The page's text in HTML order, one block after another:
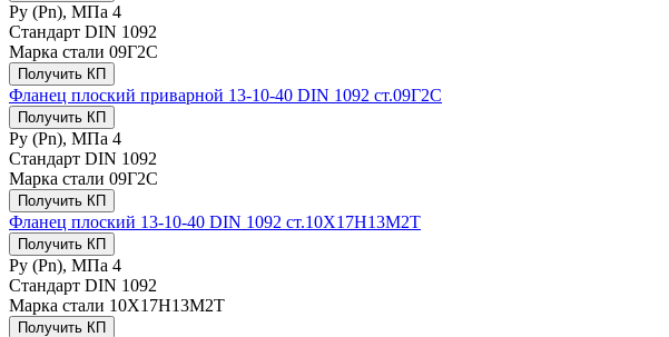
Ру (Рn), МПа 4
Стандарт DIN 1092
Марка стали 09Г2С
Получить КП
Фланец плоский приварной 13-10-40 DIN 1092 ст.09Г2С
Получить КП
Ру (Рn), МПа 4
Стандарт DIN 1092
Марка стали 09Г2С
Получить КП
Фланец плоский 13-10-40 DIN 1092 ст.10Х17Н13М2Т
Получить КП
Ру (Рn), МПа 4
Стандарт DIN 1092
Марка стали 10Х17Н13М2Т
Получить КП